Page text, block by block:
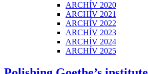
ARCHÍV 2020
ARCHÍV 2021
ARCHÍV 2022
ARCHÍV 2023
ARCHÍV 2024
ARCHÍV 2025